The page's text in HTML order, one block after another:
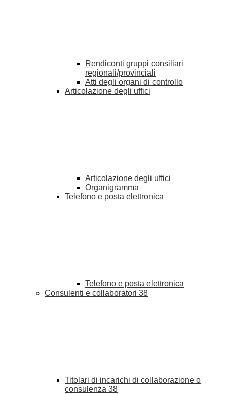
Rendiconti gruppi consiliari
regionali/provinciali
Atti degli organi di controllo
Articolazione degli uffici
Articolazione degli uffici
Organigramma
Telefono e posta elettronica
Telefono e posta elettronica
Consulenti e collaboratori 38
Titolari di incarichi di collaborazione o
consulenza 38